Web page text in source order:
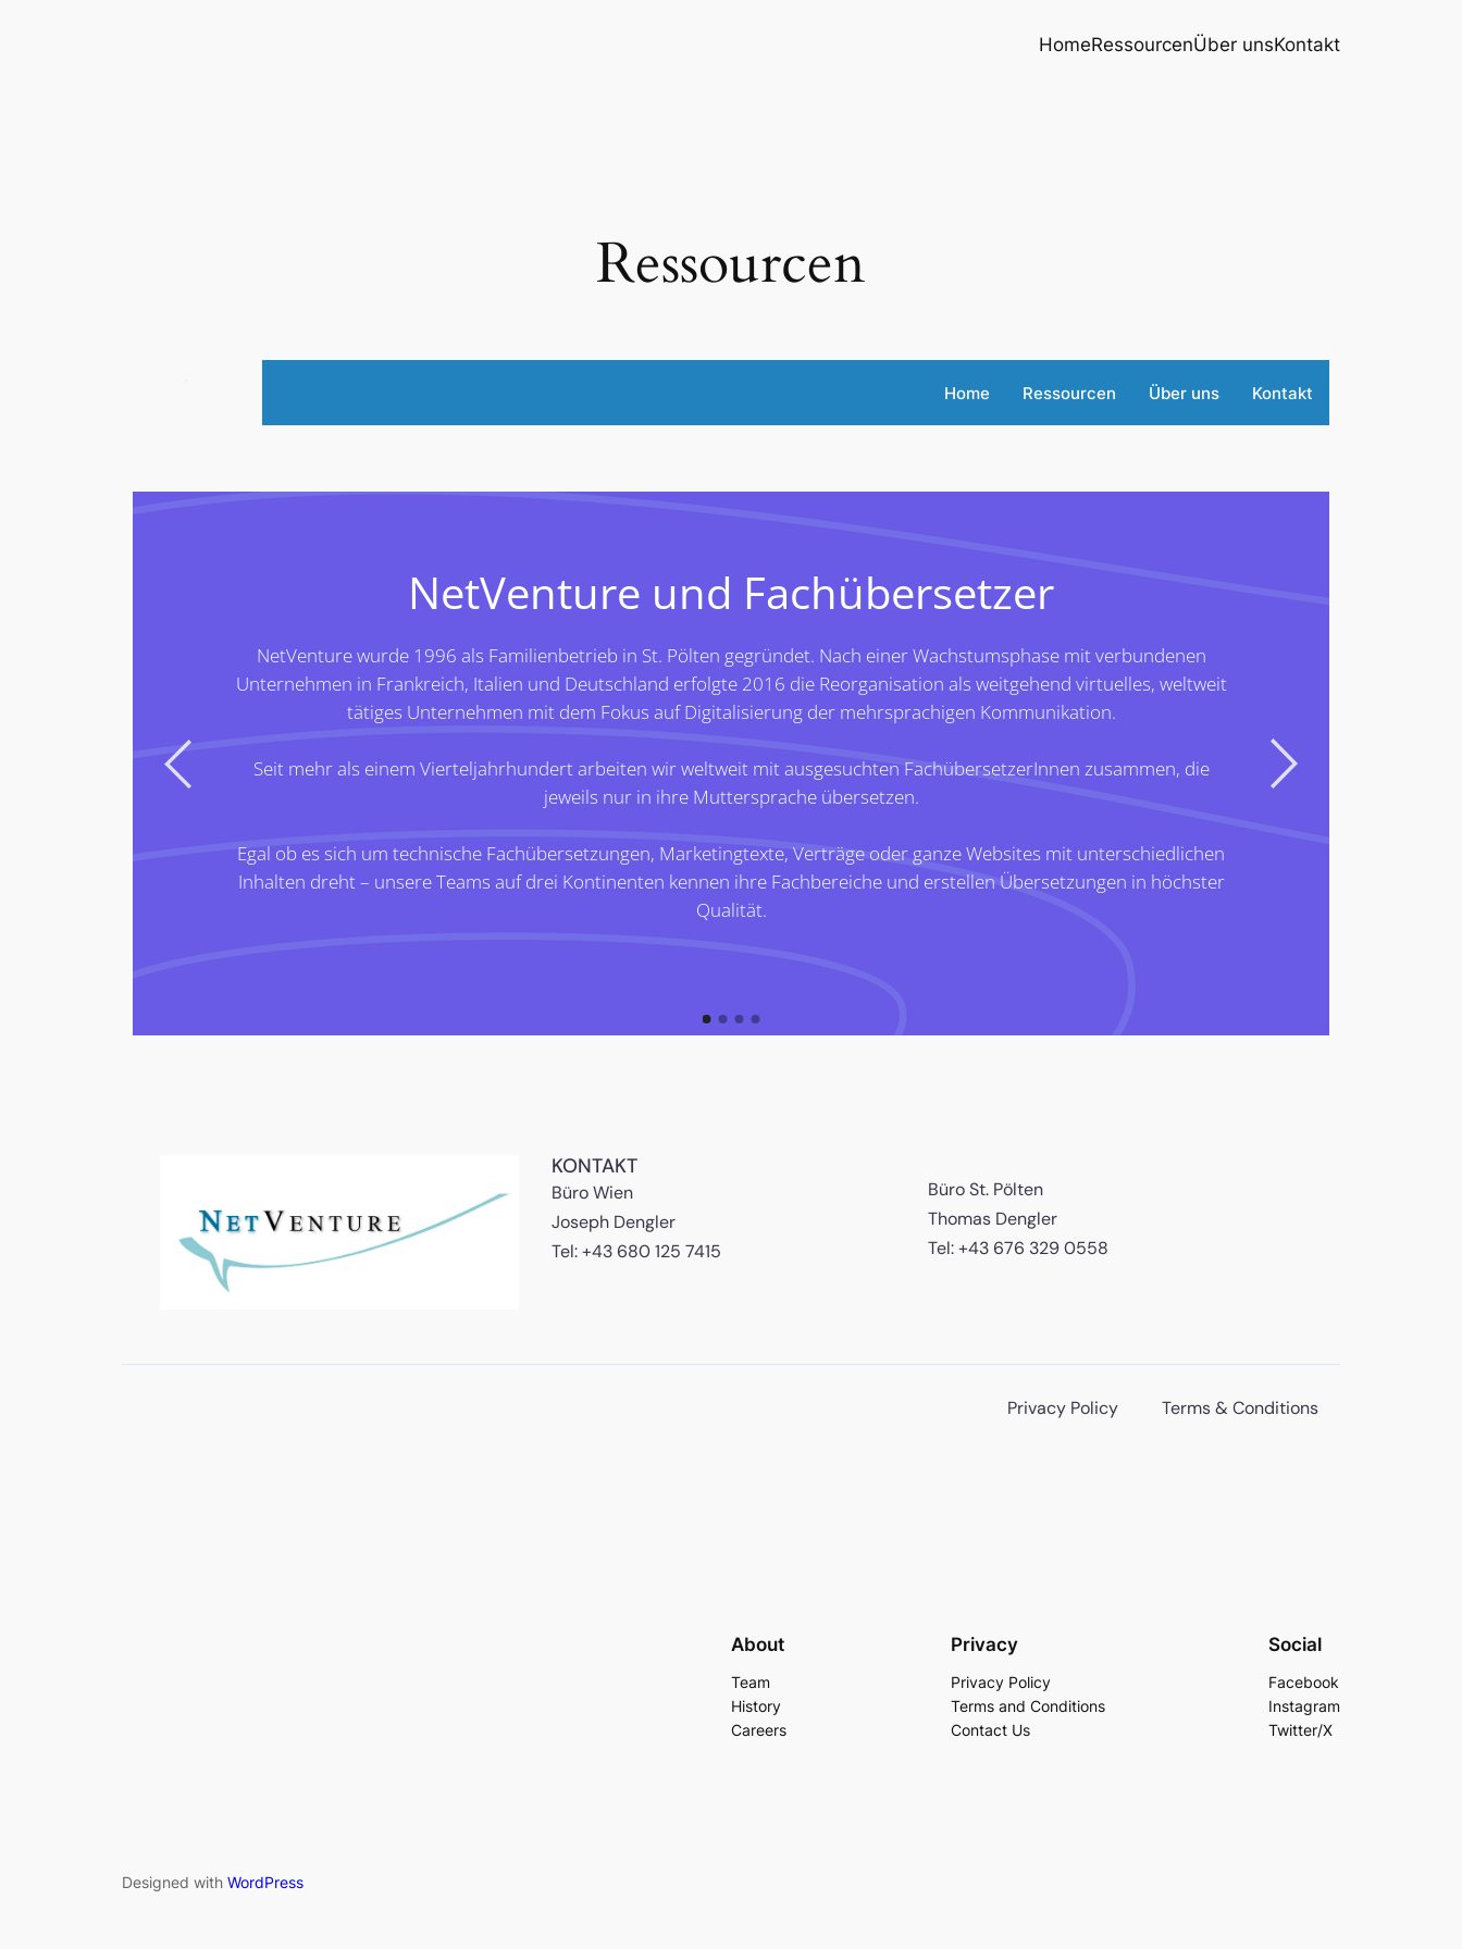
HomeRessourcenÜber unsKontakt
Ressourcen
Home Ressourcen Über uns Kontakt
NetVenture und Fachübersetzer
NetVenture wurde 1996 als Familienbetrieb in St. Pölten gegründet. Nach einer Wachstumsphase mit verbundenen
Unternehmen in Frankreich, Italien und Deutschland erfolgte 2016 die Reorganisation als weitgehend virtuelles, weltweit
tätiges Unternehmen mit dem Fokus auf Digitalisierung der mehrsprachigen Kommunikation.
Seit mehr als einem Vierteljahrhundert arbeiten wir weltweit mit ausgesuchten FachübersetzerInnen zusammen, die
jeweils nur in ihre Muttersprache übersetzen.
Egal ob es sich um technische Fachübersetzungen, Marketingtexte, Verträge oder ganze Websites mit unterschiedlichen
Inhalten dreht – unsere Teams auf drei Kontinenten kennen ihre Fachbereiche und erstellen Übersetzungen in höchster
Qualität.
KONTAKT
Büro Wien
Joseph Dengler
Tel: +43 680 125 7415
Büro St. Pölten
Thomas Dengler
Tel: +43 676 329 0558
Privacy Policy Terms & Conditions
About
Team
History
Careers
Privacy
Privacy Policy
Terms and Conditions
Contact Us
Social
Facebook
Instagram
Twitter/X
Designed with WordPress